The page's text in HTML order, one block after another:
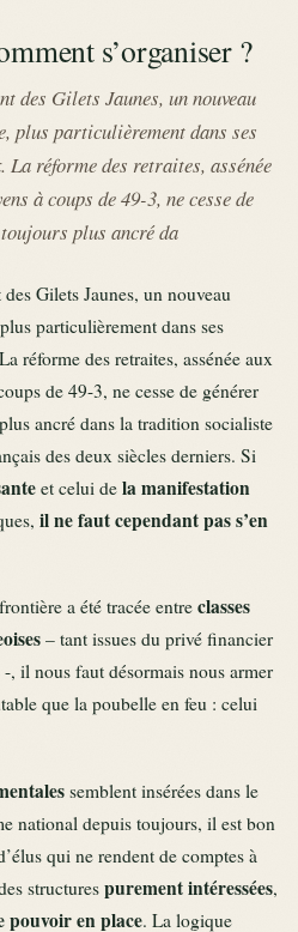
s’organiser ?
des Gilets Jaunes, un nouveau
plus particulièrement dans ses
réforme des retraites, assénée
à coups de 49-3, ne cesse de
plus ancré da
Gilets Jaunes, un nouveau
particulièrement dans ses
réforme des retraites, assénée aux
de 49-3, ne cesse de générer
ancré dans la tradition socialiste
des deux siècles derniers. Si
et celui de la manifestation
il ne faut cependant pas s’en
a été tracée entre classes
– tant issues du privé financier
il nous faut désormais nous armer
que la poubelle en feu : celui
semblent insérées dans le
national depuis toujours, il est bon
qui ne rendent de comptes à
structures purement intéressées,
pouvoir en place. La logique